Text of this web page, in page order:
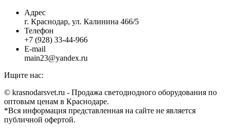
Адрес
г. Краснодар, ул. Калинина 466/5
Телефон
+7 (928) 33-44-966
E-mail
main23@yandex.ru
Ищите нас:
Страница
Facebook
открывается
в
Страница
Twitter
открывается
в
Страница
Instagram
открывается
в
Страница
Вконтакте
открывается
в
© krasnodarsvet.ru - Продажа светодиодного оборудования по
оптовым ценам в Краснодаре.
*Вся информация представленная на сайте не является
публичной офертой.